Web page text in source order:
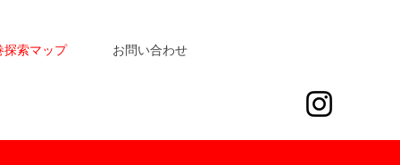
探索マップ お問い合わせ